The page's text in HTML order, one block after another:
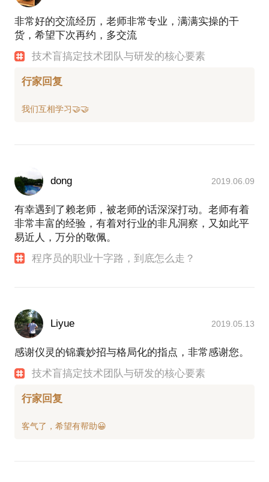
非常好的交流经历，老师非常专业，满满实操的干
货，希望下次再约，多交流
技术盲搞定技术团队与研发的核心要素
行家回复
dong 2019.06.09
有幸遇到了赖老师，被老师的话深深打动。老师有着
非常丰富的经验，有着对行业的非凡洞察，又如此平
易近人，万分的敬佩。
程序员的职业十字路，到底怎么走？
Liyue 2019.05.13
感谢仪灵的锦囊妙招与格局化的指点，非常感谢您。
技术盲搞定技术团队与研发的核心要素
行家回复